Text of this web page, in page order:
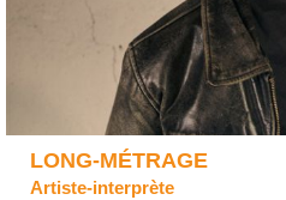
LONG-MÉTRAGE
Artiste-interprète